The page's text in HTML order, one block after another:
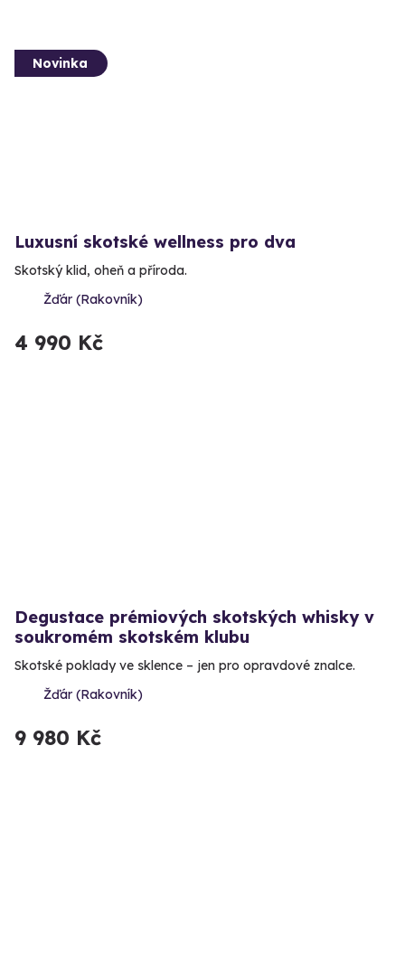
Novinka
Luxusní skotské wellness pro dva
Skotský klid, oheň a příroda.
Žďár (Rakovník)
4 990 Kč
Degustace prémiových skotských whisky v
soukromém skotském klubu
Skotské poklady ve sklence – jen pro opravdové znalce.
Žďár (Rakovník)
9 980 Kč